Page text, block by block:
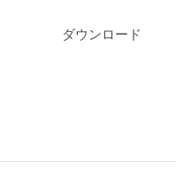
ダウンロード